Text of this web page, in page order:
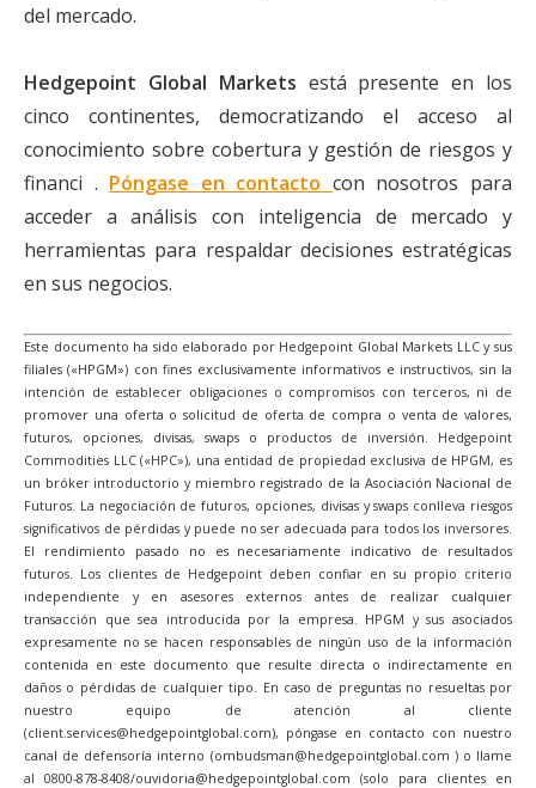
del mercado.
Hedgepoint Global Markets está presente en los
cinco continentes, democratizando el acceso al
conocimiento sobre cobertura y gestión de riesgos y
financi . Póngase en contacto con nosotros para
acceder a análisis con inteligencia de mercado y
herramientas para respaldar decisiones estratégicas
en sus negocios.
Este documento ha sido elaborado por Hedgepoint Global Markets LLC y sus
filiales («HPGM») con fines exclusivamente informativos e instructivos, sin la
intención de establecer obligaciones o compromisos con terceros, ni de
promover una oferta o solicitud de oferta de compra o venta de valores,
futuros, opciones, divisas, swaps o productos de inversión. Hedgepoint
Commodities LLC («HPC»), una entidad de propiedad exclusiva de HPGM, es
un bróker introductorio y miembro registrado de la Asociación Nacional de
Futuros. La negociación de futuros, opciones, divisas y swaps conlleva riesgos
significativos de pérdidas y puede no ser adecuada para todos los inversores.
El rendimiento pasado no es necesariamente indicativo de resultados
futuros. Los clientes de Hedgepoint deben confiar en su propio criterio
independiente y en asesores externos antes de realizar cualquier
transacción que sea introducida por la empresa. HPGM y sus asociados
expresamente no se hacen responsables de ningún uso de la información
contenida en este documento que resulte directa o indirectamente en
daños o pérdidas de cualquier tipo. En caso de preguntas no resueltas por
nuestro equipo de atención al cliente
(client.services@hedgepointglobal.com), póngase en contacto con nuestro
canal de defensoría interno (ombudsman@hedgepointglobal.com ) o llame
al 0800-878-8408/ouvidoria@hedgepointglobal.com (solo para clientes en